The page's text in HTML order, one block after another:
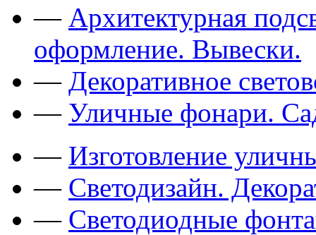
— Архитектурная
оформление. Вывески.
— Декоративное
— Уличные фонари.
— Изготовление
— Светодизайн.
— Светодиодные